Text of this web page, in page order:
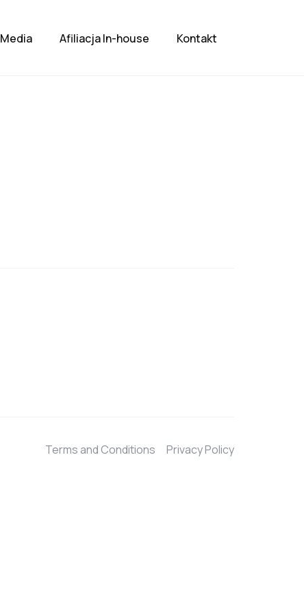
Media Afiliacja In-house Kontakt
Terms and Conditions Privacy Policy